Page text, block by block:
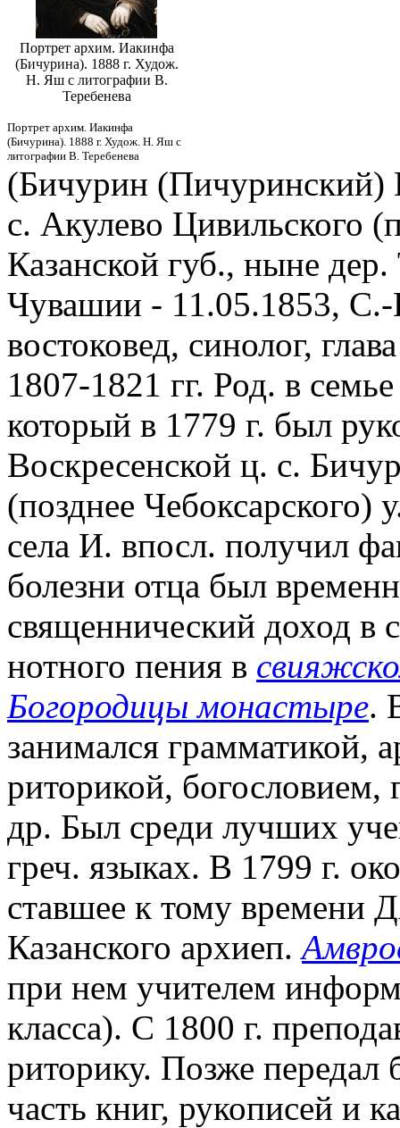
Портрет архим. Иакинфа
(Бичурина). 1888 г. Худож.
Н. Яш с литографии В.
Теребенева
Портрет архим. Иакинфа
(Бичурина). 1888 г. Худож. Н. Яш с
литографии В. Теребенева
(Бичурин (Пичуринский)
с. Акулево Цивильского
Казанской губ., ныне
Чувашии - 11.05.1853,
востоковед, синолог,
1807-1821 гг. Род. в
который в 1779 г. был
Воскресенской ц. с.
(позднее Чебоксарского)
села И. впосл. получил
болезни отца был
священнический доход в
нотного пения в
Богородицы монастыре.
занимался грамматикой,
риторикой, богословием,
др. Был среди лучших
греч. языках. В 1799 г.
ставшее к тому времени
Казанского архиеп.
при нем учителем
класса). С 1800 г.
риторику. Позже передал
часть книг, рукописей и